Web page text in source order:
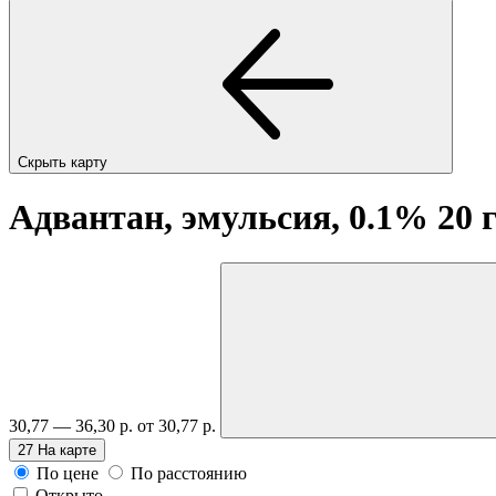
Скрыть карту
Адвантан, эмульсия, 0.1% 20
30,77 — 36,30 р. от 30,77 р.
27 На карте
По цене
По расстоянию